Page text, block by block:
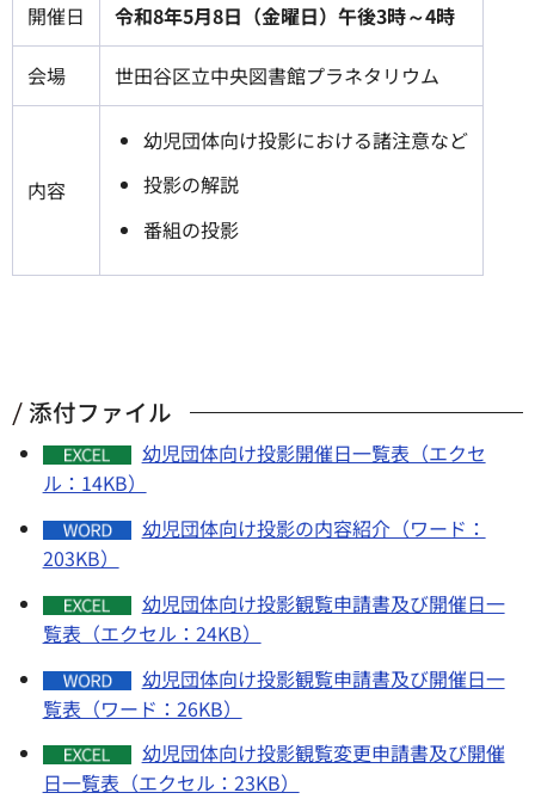
開催日 令和8年5月8日（金曜日）午後3時～4時
会場 世田谷区立中央図書館プラネタリウム
内容
幼児団体向け投影における諸注意など
投影の解説
番組の投影
添付ファイル
幼児団体向け投影開催日一覧表（エクセ
ル：14KB）
幼児団体向け投影の内容紹介（ワード：
203KB）
幼児団体向け投影観覧申請書及び開催日一
覧表（エクセル：24KB）
幼児団体向け投影観覧申請書及び開催日一
覧表（ワード：26KB）
幼児団体向け投影観覧変更申請書及び開催
日一覧表（エクセル：23KB）